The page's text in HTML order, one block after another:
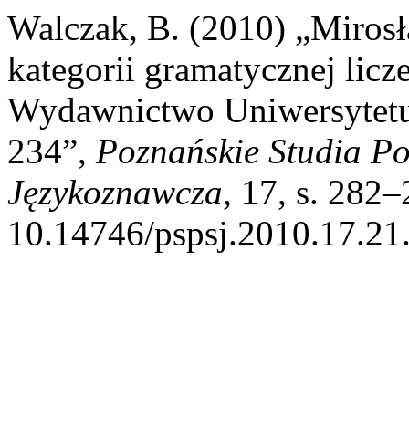
Walczak, B. (2010)
kategorii gramatycznej
Wydawnictwo
234”, Poznańskie Studia
Językoznawcza, 17, s.
10.14746/